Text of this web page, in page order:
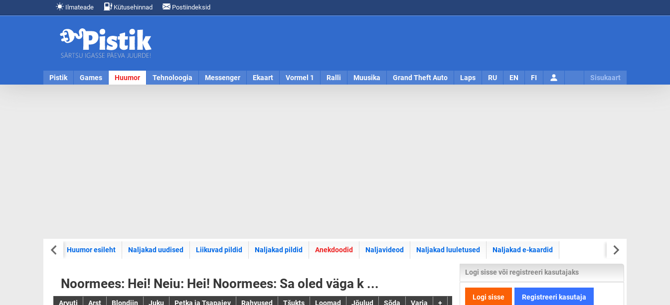
Ilmateade Kütusehinnad Postiindeksid
Pistik Games Huumor Tehnoloogia Messenger Ekaart Vormel 1 Ralli Muusika Grand Theft Auto Laps RU EN FI Sisukaart
Huumor esileht Naljakad uudised Liikuvad pildid Naljakad pildid Anekdoodid Naljavideod Naljakad luuletused Naljakad e-kaardid
Noormees: Hei! Neiu: Hei! Noormees: Sa oled väga k ...
Arvuti Arst Blondiin Juku Petka ja Tsapajev Rahvused Tšukts Loomad Jõulud Sõda Varia +
Logi sisse või registreeri kasutajaks
Logi sisse Registreeri kasutaja